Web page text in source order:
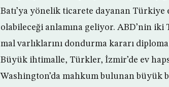
Batı’ya yönelik ticarete dayanan Türkiye
olabileceği anlamına geliyor. ABD’nin iki
mal varlıklarını dondurma kararı
Büyük ihtimalle, Türkler, İzmir’de ev
Washington’da mahkum bulunan büyük